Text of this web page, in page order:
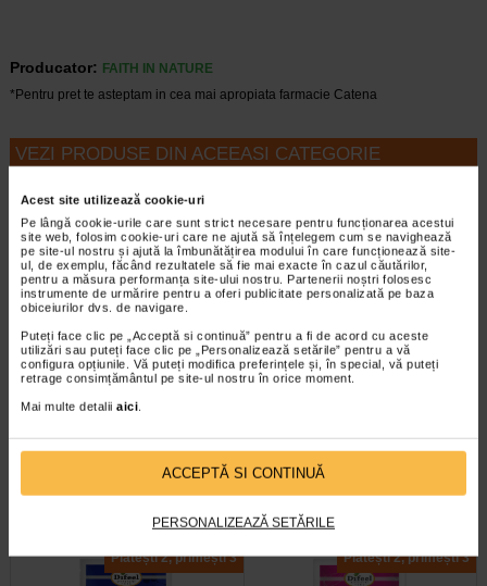
Acest site utilizează cookie-uri
Pe lângă cookie-urile care sunt strict necesare pentru funcționarea acestui
site web, folosim cookie-uri care ne ajută să înțelegem cum se navighează
pe site-ul nostru și ajută la îmbunătățirea modului în care funcționează site-
ul, de exemplu, făcând rezultatele să fie mai exacte în cazul căutărilor,
pentru a măsura performanța site-ului nostru. Partenerii noștri folosesc
instrumente de urmărire pentru a oferi publicitate personalizată pe baza
obiceiurilor dvs. de navigare.
Puteți face clic pe „Acceptă si continuă” pentru a fi de acord cu aceste
utilizări sau puteți face clic pe „Personalizează setările” pentru a vă
configura opțiunile. Vă puteți modifica preferințele și, în special, vă puteți
retrage consimțământul pe site-ul nostru în orice moment.
Mai multe detalii aici
ACCEPTĂ SI CONTINUĂ
PERSONALIZEAZĂ SETĂRILE
Producator:
FAITH IN NATURE
*Pentru pret te asteptam in cea mai apropiata farmacie Catena
VEZI PRODUSE DIN ACEEASI CATEGORIE
-40% Preț întreg:
Preț redus: 63.24 Lei
Kelual DS sampon, 100 ml,
Ducray
asupra factorilor implicati in aparitia
cazurilor recurente de matreata…
Ducray sampon Anaphase
Plus 200 ml
este un sampon impotriva caderii
Plătești 2, primești 3 Plătești 2, primești 3